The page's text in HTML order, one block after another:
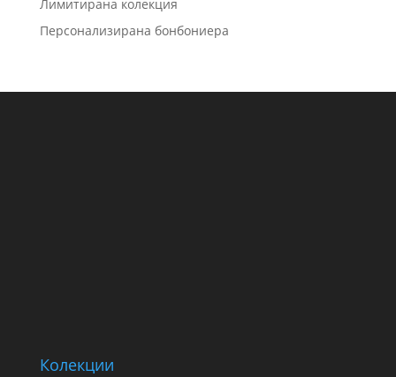
Лимитирана колекция
Персонализирана бонбониера
Колекции